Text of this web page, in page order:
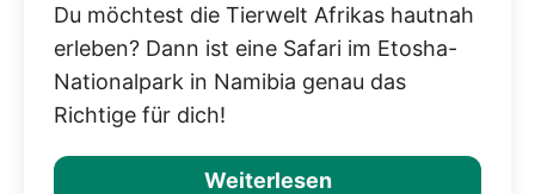
Du möchtest die Tierwelt Afrikas hautnah
erleben? Dann ist eine Safari im Etosha-
Nationalpark in Namibia genau das
Richtige für dich!
Weiterlesen